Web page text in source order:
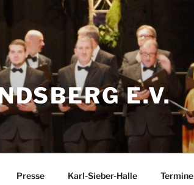
E.V.
Presse Karl-Sieber-Halle Termine